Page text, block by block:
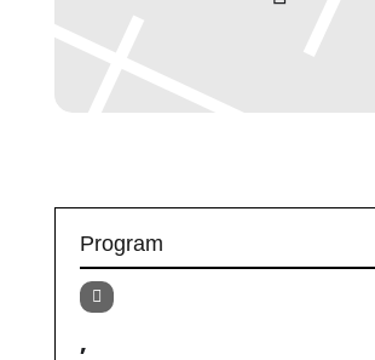
Program
,